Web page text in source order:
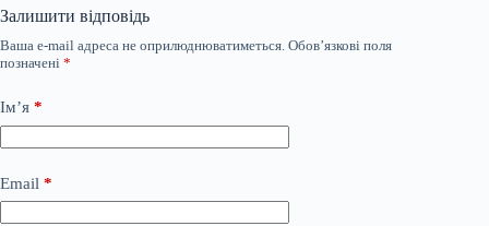
Залишити відповідь
Ваша e-mail адреса не оприлюднюватиметься. Обов’язкові поля
позначені *
Ім’я *
Email *